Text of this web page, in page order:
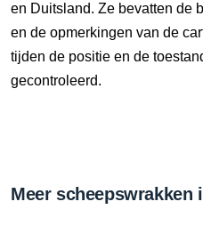
en Duitsland. Ze bevatten de
en de opmerkingen van de
tijden de positie en de
gecontroleerd.
Meer scheepswrakken